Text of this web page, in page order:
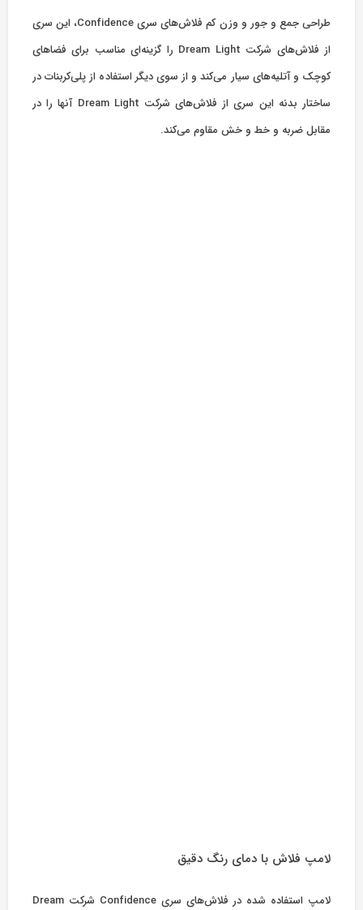
طراحی جمع و جور و وزن کم فلاش‌های سری Confidence، این سری
از فلاش‌های شرکت Dream Light را گزینه‌ای مناسب برای فضاهای
کوچک و آتلیه‌های سیار می‌کند و از سوی دیگر استفاده از پلی‌کربنات در
ساختار بدنه این سری از فلاش‌های شرکت Dream Light آنها را در
مقابل ضربه و خط و خش مقاوم می‌کند.
لامپ فلاش با دمای رنگ دقیق
لامپ استفاده شده در فلاش‌های سری Confidence شرکت Dream